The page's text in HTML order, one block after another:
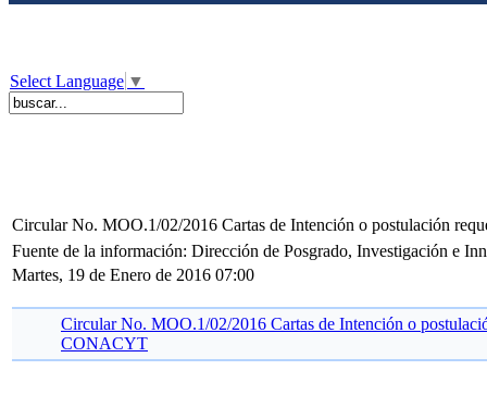
Select Language ▼
Circular No. MOO.1/02/2016 Cartas de Intención o postulación
Fuente de la información: Dirección de Posgrado, Investigación e
Martes, 19 de Enero de 2016 07:00
Circular No. MOO.1/02/2016 Cartas de Intención o
CONACYT